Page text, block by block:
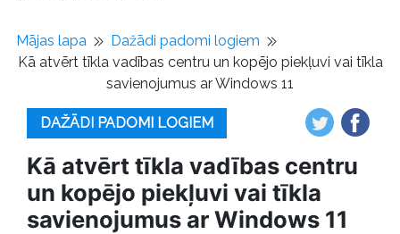
Mājas lapa
Dažādi padomi logiem
Kā atvērt tīkla vadības centru un kopējo piekļuvi vai tīkla
savienojumus ar Windows 11
DAŽĀDI PADOMI LOGIEM
Kā atvērt tīkla vadības centru
un kopējo piekļuvi vai tīkla
savienojumus ar Windows 11